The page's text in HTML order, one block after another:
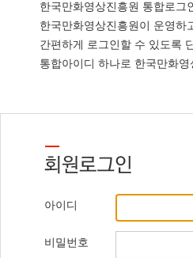
한국만화영상진흥원 통합로그
한국만화영상진흥원이 운영하
간편하게 로그인할 수 있도록
통합아이디 하나로 한국만화
아이디
비밀번호